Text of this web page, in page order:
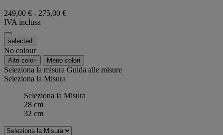
249,00 € - 275,00 €
IVA inclusa
selected
No colour
Altri colori Meno colori
Seleziona la misura Guida alle misure
Seleziona la Misura
Seleziona la Misura
28 cm
32 cm